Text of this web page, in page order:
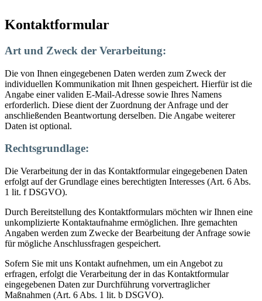
Kontaktformular
Art und Zweck der Verarbeitung:
Die von Ihnen eingegebenen Daten werden zum Zweck der
individuellen Kommunikation mit Ihnen gespeichert. Hierfür ist die
Angabe einer validen E-Mail-Adresse sowie Ihres Namens
erforderlich. Diese dient der Zuordnung der Anfrage und der
anschließenden Beantwortung derselben. Die Angabe weiterer
Daten ist optional.
Rechtsgrundlage:
Die Verarbeitung der in das Kontaktformular eingegebenen Daten
erfolgt auf der Grundlage eines berechtigten Interesses (Art. 6 Abs.
1 lit. f DSGVO).
Durch Bereitstellung des Kontaktformulars möchten wir Ihnen eine
unkomplizierte Kontaktaufnahme ermöglichen. Ihre gemachten
Angaben werden zum Zwecke der Bearbeitung der Anfrage sowie
für mögliche Anschlussfragen gespeichert.
Sofern Sie mit uns Kontakt aufnehmen, um ein Angebot zu
erfragen, erfolgt die Verarbeitung der in das Kontaktformular
eingegebenen Daten zur Durchführung vorvertraglicher
Maßnahmen (Art. 6 Abs. 1 lit. b DSGVO).